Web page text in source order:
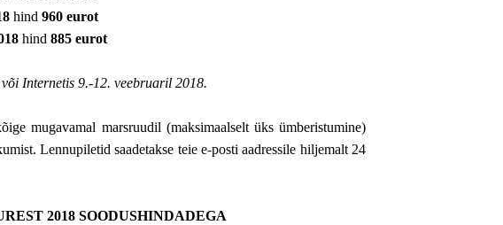
hind 960 eurot
hind 885 eurot
Internetis 9.-12. veebruaril 2018.
mugavamal marsruudil (maksimaalselt üks ümberistumine)
Lennupiletid saadetakse teie e-posti aadressile hiljemalt 24
2018 SOODUSHINDADEGA